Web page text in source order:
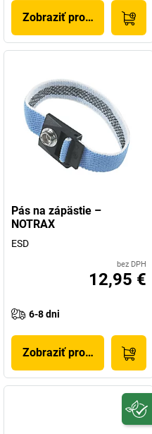
Zobraziť produkt
Pás na zápästie –
NOTRAX
ESD
bez DPH
12,95 €
6-8 dni
Zobraziť produkt